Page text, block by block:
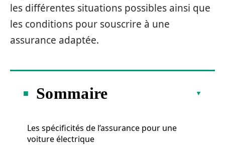
les différentes situations possibles ainsi que
les conditions pour souscrire à une
assurance adaptée.
Sommaire
Les spécificités de l’assurance pour une
voiture électrique